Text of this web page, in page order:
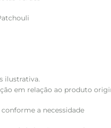
ilustrativa.
em relação ao produto
conforme a necessidade